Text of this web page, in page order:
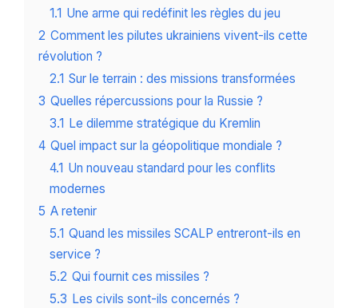
1.1 Une arme qui redéfinit les règles du jeu
2 Comment les pilutes ukrainiens vivent-ils cette
révolution ?
2.1 Sur le terrain : des missions transformées
3 Quelles répercussions pour la Russie ?
3.1 Le dilemme stratégique du Kremlin
4 Quel impact sur la géopolitique mondiale ?
4.1 Un nouveau standard pour les conflits
modernes
5 A retenir
5.1 Quand les missiles SCALP entreront-ils en
service ?
5.2 Qui fournit ces missiles ?
5.3 Les civils sont-ils concernés ?